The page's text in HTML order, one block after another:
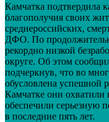
Камчатка подтвердила
благополучия своих
среднероссийских,
ДФО. По
рекордно низкой
округе. Об этом
подчеркнув, что во
обусловлена успешной
Камчатке они охватили
обеспечили серьезную
в последние пять лет.